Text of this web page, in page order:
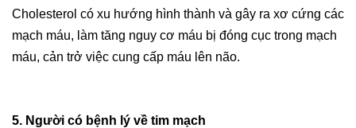
Cholesterol có xu hướng hình thành và gây ra xơ cứng các
mạch máu, làm tăng nguy cơ máu bị đóng cục trong mạch
máu, cản trở việc cung cấp máu lên não.
5. Người có bệnh lý về tim mạch